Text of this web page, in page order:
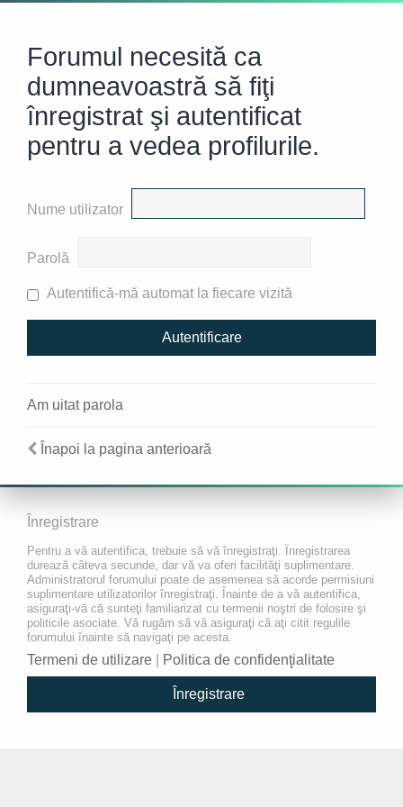
Forumul necesită ca
dumneavoastră să fiţi
înregistrat şi autentificat
pentru a vedea profilurile.
Nume utilizator
Parolă
Autentifică-mă automat la fiecare vizită
Am uitat parola
Înapoi la pagina anterioară
Înregistrare
Pentru a vă autentifica, trebuie să vă înregistraţi. Înregistrarea
durează câteva secunde, dar vă va oferi facilităţi suplimentare.
Administratorul forumului poate de asemenea să acorde permisiuni
suplimentare utilizatorilor înregistraţi. Înainte de a vă autentifica,
asiguraţi-vă că sunteţi familiarizat cu termenii noştri de folosire şi
politicile asociate. Vă rugăm să vă asiguraţi că aţi citit regulile
forumului înainte să navigaţi pe acesta.
Termeni de utilizare Politica de confidenţialitate
Înregistrare